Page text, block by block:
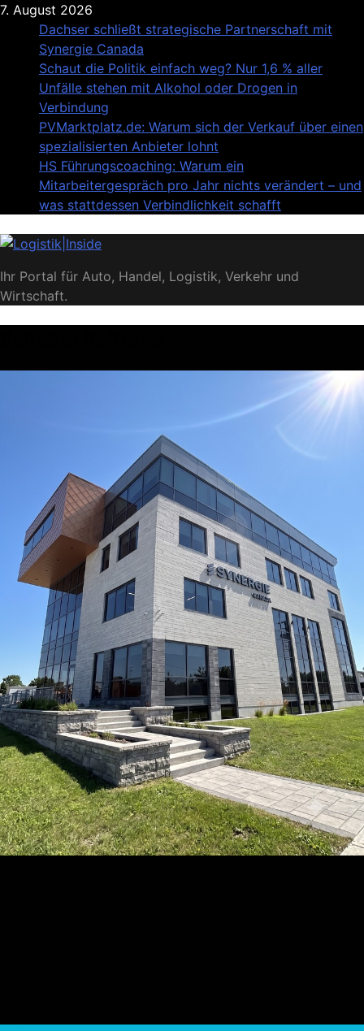
Skip
content
7. August 2026
Dachser schließt strategische Partnerschaft mit
Synergie Canada
Schaut die Politik einfach weg? Nur 1,6 % aller
Unfälle stehen mit Alkohol oder Drogen in
Verbindung
PVMarktplatz.de: Warum sich der Verkauf über einen
spezialisierten Anbieter lohnt
HS Führungscoaching: Warum ein
Mitarbeitergespräch pro Jahr nichts verändert – und
was stattdessen Verbindlichkeit schafft
Logistik|Inside
Ihr Portal für Auto, Handel, Logistik, Verkehr und
Wirtschaft.